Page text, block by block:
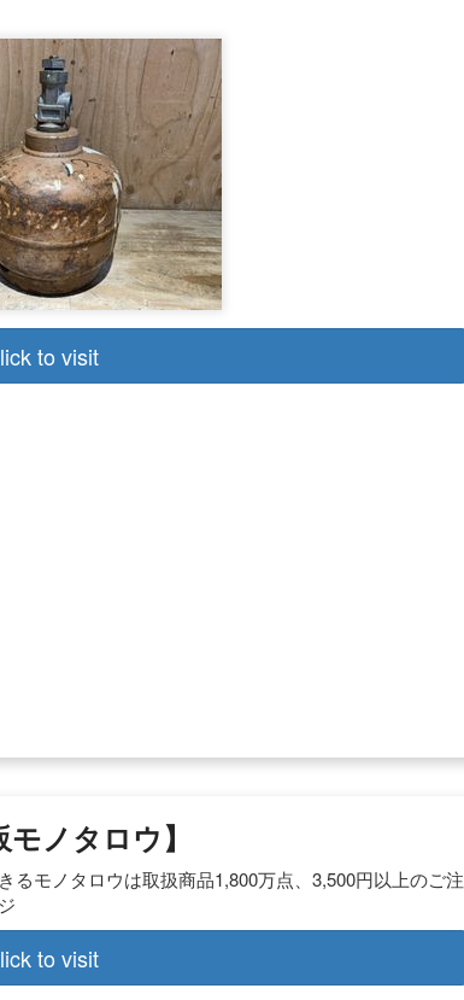
to visit
ノタロウ】
モノタロウは取扱商品1,800万点、3,500円以上のご注
to visit